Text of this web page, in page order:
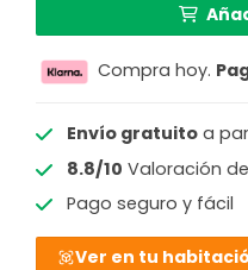
Compra hoy.
Envío gratuitoa
8.8/10 Valoración
Pago seguro y fácil
Ver en tu